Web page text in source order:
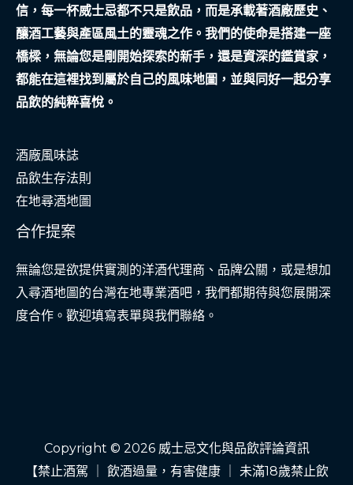
信，每一杯威士忌都不只是飲品，而是承載著酒廠歷史、
釀酒工藝與產區風土的靈魂之作。我們的使命是搭建一座
橋樑，無論您是剛開始探索的新手，還是資深的鑑賞家，
都能在這裡找到屬於自己的風味地圖，並與同好一起分享
品飲的純粹喜悅。
酒廠風味誌
品飲生存法則
在地尋酒地圖
合作提案
無論您是欲提供實測的洋酒代理商、品牌公關，或是想加
入尋酒地圖的台灣在地專業酒吧，我們都期待與您展開深
度合作。歡迎填寫表單與我們聯絡。
Copyright © 2026 威士忌文化與品飲評論資訊
【禁止酒駕 ｜ 飲酒過量，有害健康 ｜ 未滿18歲禁止飲